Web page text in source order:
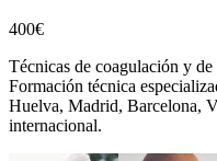
400€
Técnicas de coagulación y
Formación técnica
Huelva, Madrid, Barcelona,
internacional.